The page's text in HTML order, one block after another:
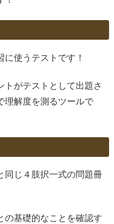
に使うテストです！
トがテストとして出題さ
理解度を測るツールで
同じ４肢択一式の問題冊
の基礎的なことを確認す